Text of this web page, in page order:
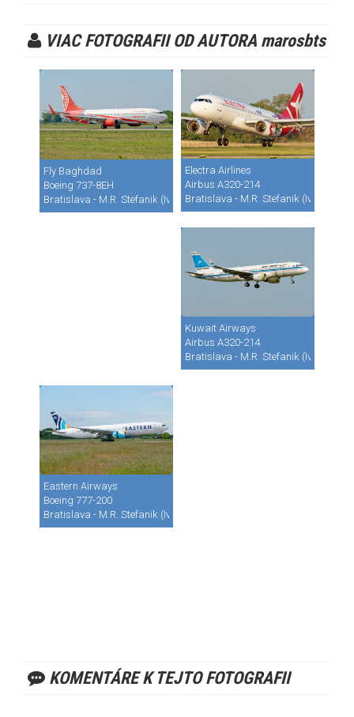
VIAC FOTOGRAFII OD AUTORA marosbts
Fly Baghdad
Boeing 737-8EH
Bratislava - M.R. Stefanik (Ivanka) (BTS / LZIB)
Electra Airlines
Airbus A320-214
Bratislava - M.R. Stefanik (Ivanka)
Kuwait Airways
Airbus A320-214
Bratislava - M.R. Stefanik (Ivanka)
Eastern Airways
Boeing 777-200
Bratislava - M.R. Stefanik (Ivanka) (BTS / LZIB)
KOMENTÁRE K TEJTO FOTOGRAFII